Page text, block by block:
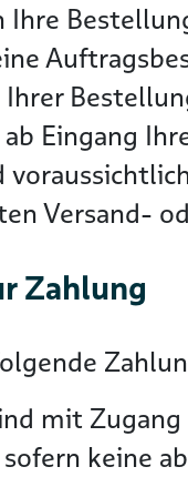
Eingang
Versand-
Zahlung
mit
sofern keine